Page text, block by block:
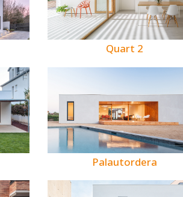
Quart 2
Palautordera